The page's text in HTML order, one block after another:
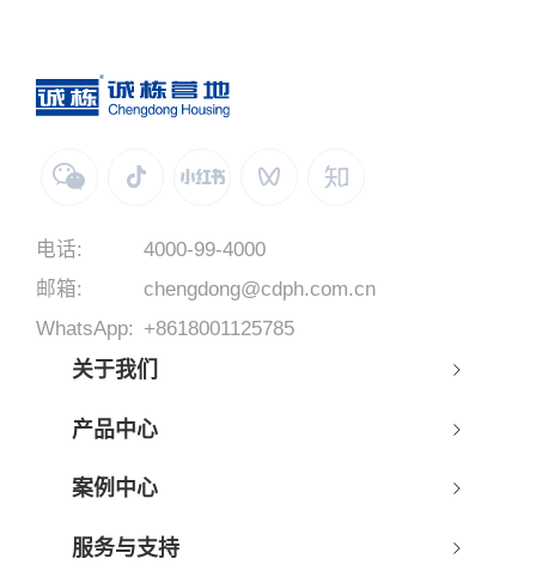
电话:
4000-99-4000
邮箱:
chengdong@cdph.com.cn
WhatsApp: +8618001125785
关于我们
产品中心
案例中心
服务与支持